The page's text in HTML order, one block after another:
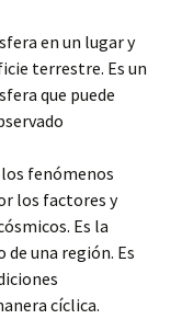
en un lugar y
terrestre. Es un
que puede
fenómenos
los factores y
Es la
una región. Es
cíclica.